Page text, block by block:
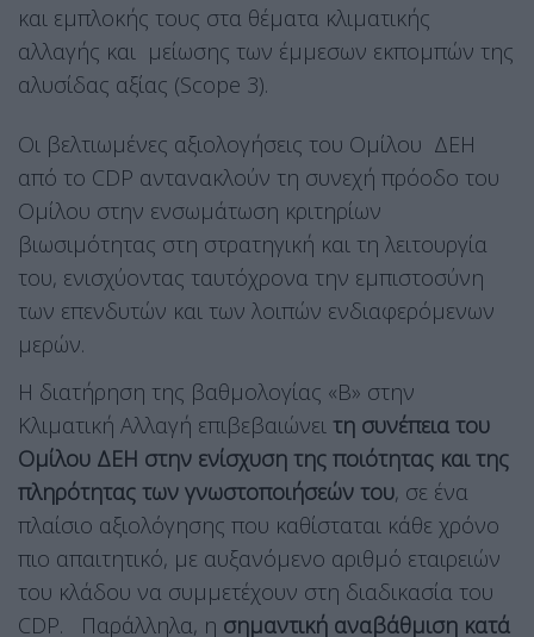
και εμπλοκής τους στα θέματα κλιματικής
αλλαγής και μείωσης των έμμεσων εκπομπών της
αλυσίδας αξίας (Scope 3).
Οι βελτιωμένες αξιολογήσεις του Ομίλου ΔΕΗ
από το CDP αντανακλούν τη συνεχή πρόοδο του
Ομίλου στην ενσωμάτωση κριτηρίων
βιωσιμότητας στη στρατηγική και τη λειτουργία
του, ενισχύοντας ταυτόχρονα την εμπιστοσύνη
των επενδυτών και των λοιπών ενδιαφερόμενων
μερών.
Η διατήρηση της βαθμολογίας «Β» στην
Κλιματική Αλλαγή επιβεβαιώνει τη συνέπεια του
Ομίλου ΔΕΗ στην ενίσχυση της ποιότητας και της
πληρότητας των γνωστοποιήσεών του, σε ένα
πλαίσιο αξιολόγησης που καθίσταται κάθε χρόνο
πιο απαιτητικό, με αυξανόμενο αριθμό εταιρειών
του κλάδου να συμμετέχουν στη διαδικασία του
CDP.
Παράλληλα, η σημαντική αναβάθμιση κατά